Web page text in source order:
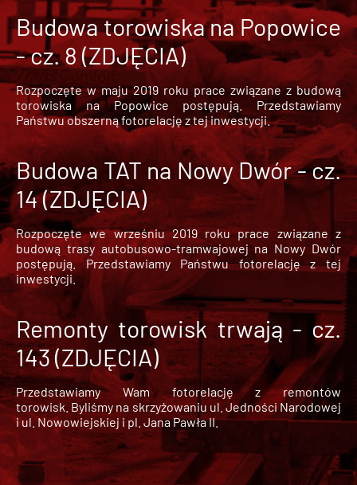
Budowa torowiska na Popowice
- cz. 8 (ZDJĘCIA)
Rozpoczęte w maju 2019 roku prace związane z budową
torowiska na Popowice
postępują. Przedstawiamy
Państwu obszerną fotorelację z tej inwestycji.
Budowa TAT na Nowy Dwór - cz.
14 (ZDJĘCIA)
Rozpoczęte we wrześniu 2019 roku prace związane z
budową trasy autobusowo-tramwajowej na Nowy Dwór
postępują. Przedstawiamy Państwu fotorelację z tej
inwestycji.
Remonty torowisk trwają - cz.
143 (ZDJĘCIA)
Przedstawiamy Wam fotorelację z remontów
torowisk. Byliśmy na skrzyżowaniu ul. Jedności Narodowej
i ul. Nowowiejskiej i pl. Jana Pawła II.